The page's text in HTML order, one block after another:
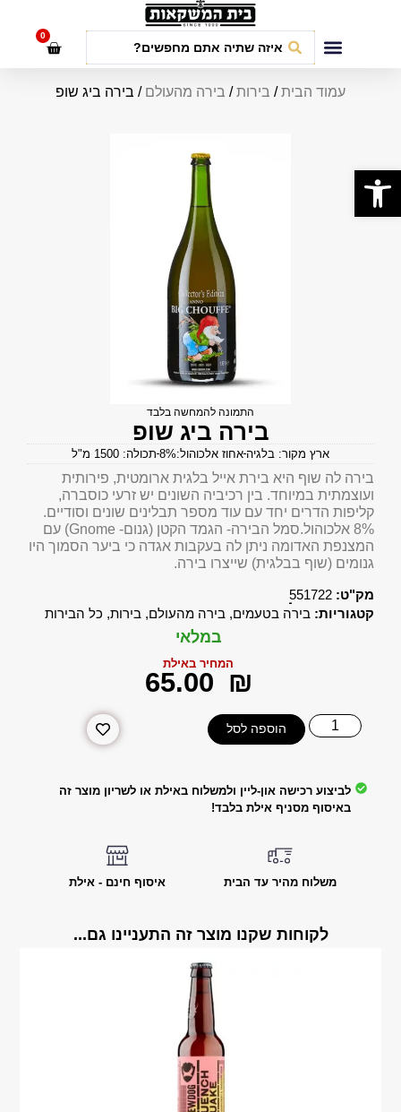
0
עמוד הבית/ בירות/ בירה מהעולם / בירה ביג שופ
התמונה להמחשה בלבד
בירה ביג שופ
ארץ מקור: בלגיה אחוז אלכוהול:8% תכולה: 1500 מ"ל
בירה לה שוף היא בירת אייל בלגית ארומטית, פירותית
ועוצמתית במיוחד. בין רכיביה השונים יש זרעי כוסברה,
קליפות הדרים יחד עם עוד מספר תבלינים שונים וסודיים.
8% אלכוהול.סמל הבירה- הגמד הקטן (גנום- Gnome) עם
המצנפת האדומה ניתן לה בעקבות אגדה כי ביער הסמוך היו
גנומים (שוף בבלגית) שייצרו בירה.
מק"ט:551722
קטגוריות: בירה בטעמים,בירה מהעולם,בירות, כל הבירות
במלאי
המחיר באילת
‎65.00 ₪
הוספה לסל
לביצוע רכישה און-ליין ולמשלוח באילת או לשריון מוצר זה
באיסוף מסניף אילת בלבד!
משלוח מהיר עד הבית איסוף חינם - אילת
לקוחות שקנו מוצר זה התעניינו גם...
פתח סרגל נגישות